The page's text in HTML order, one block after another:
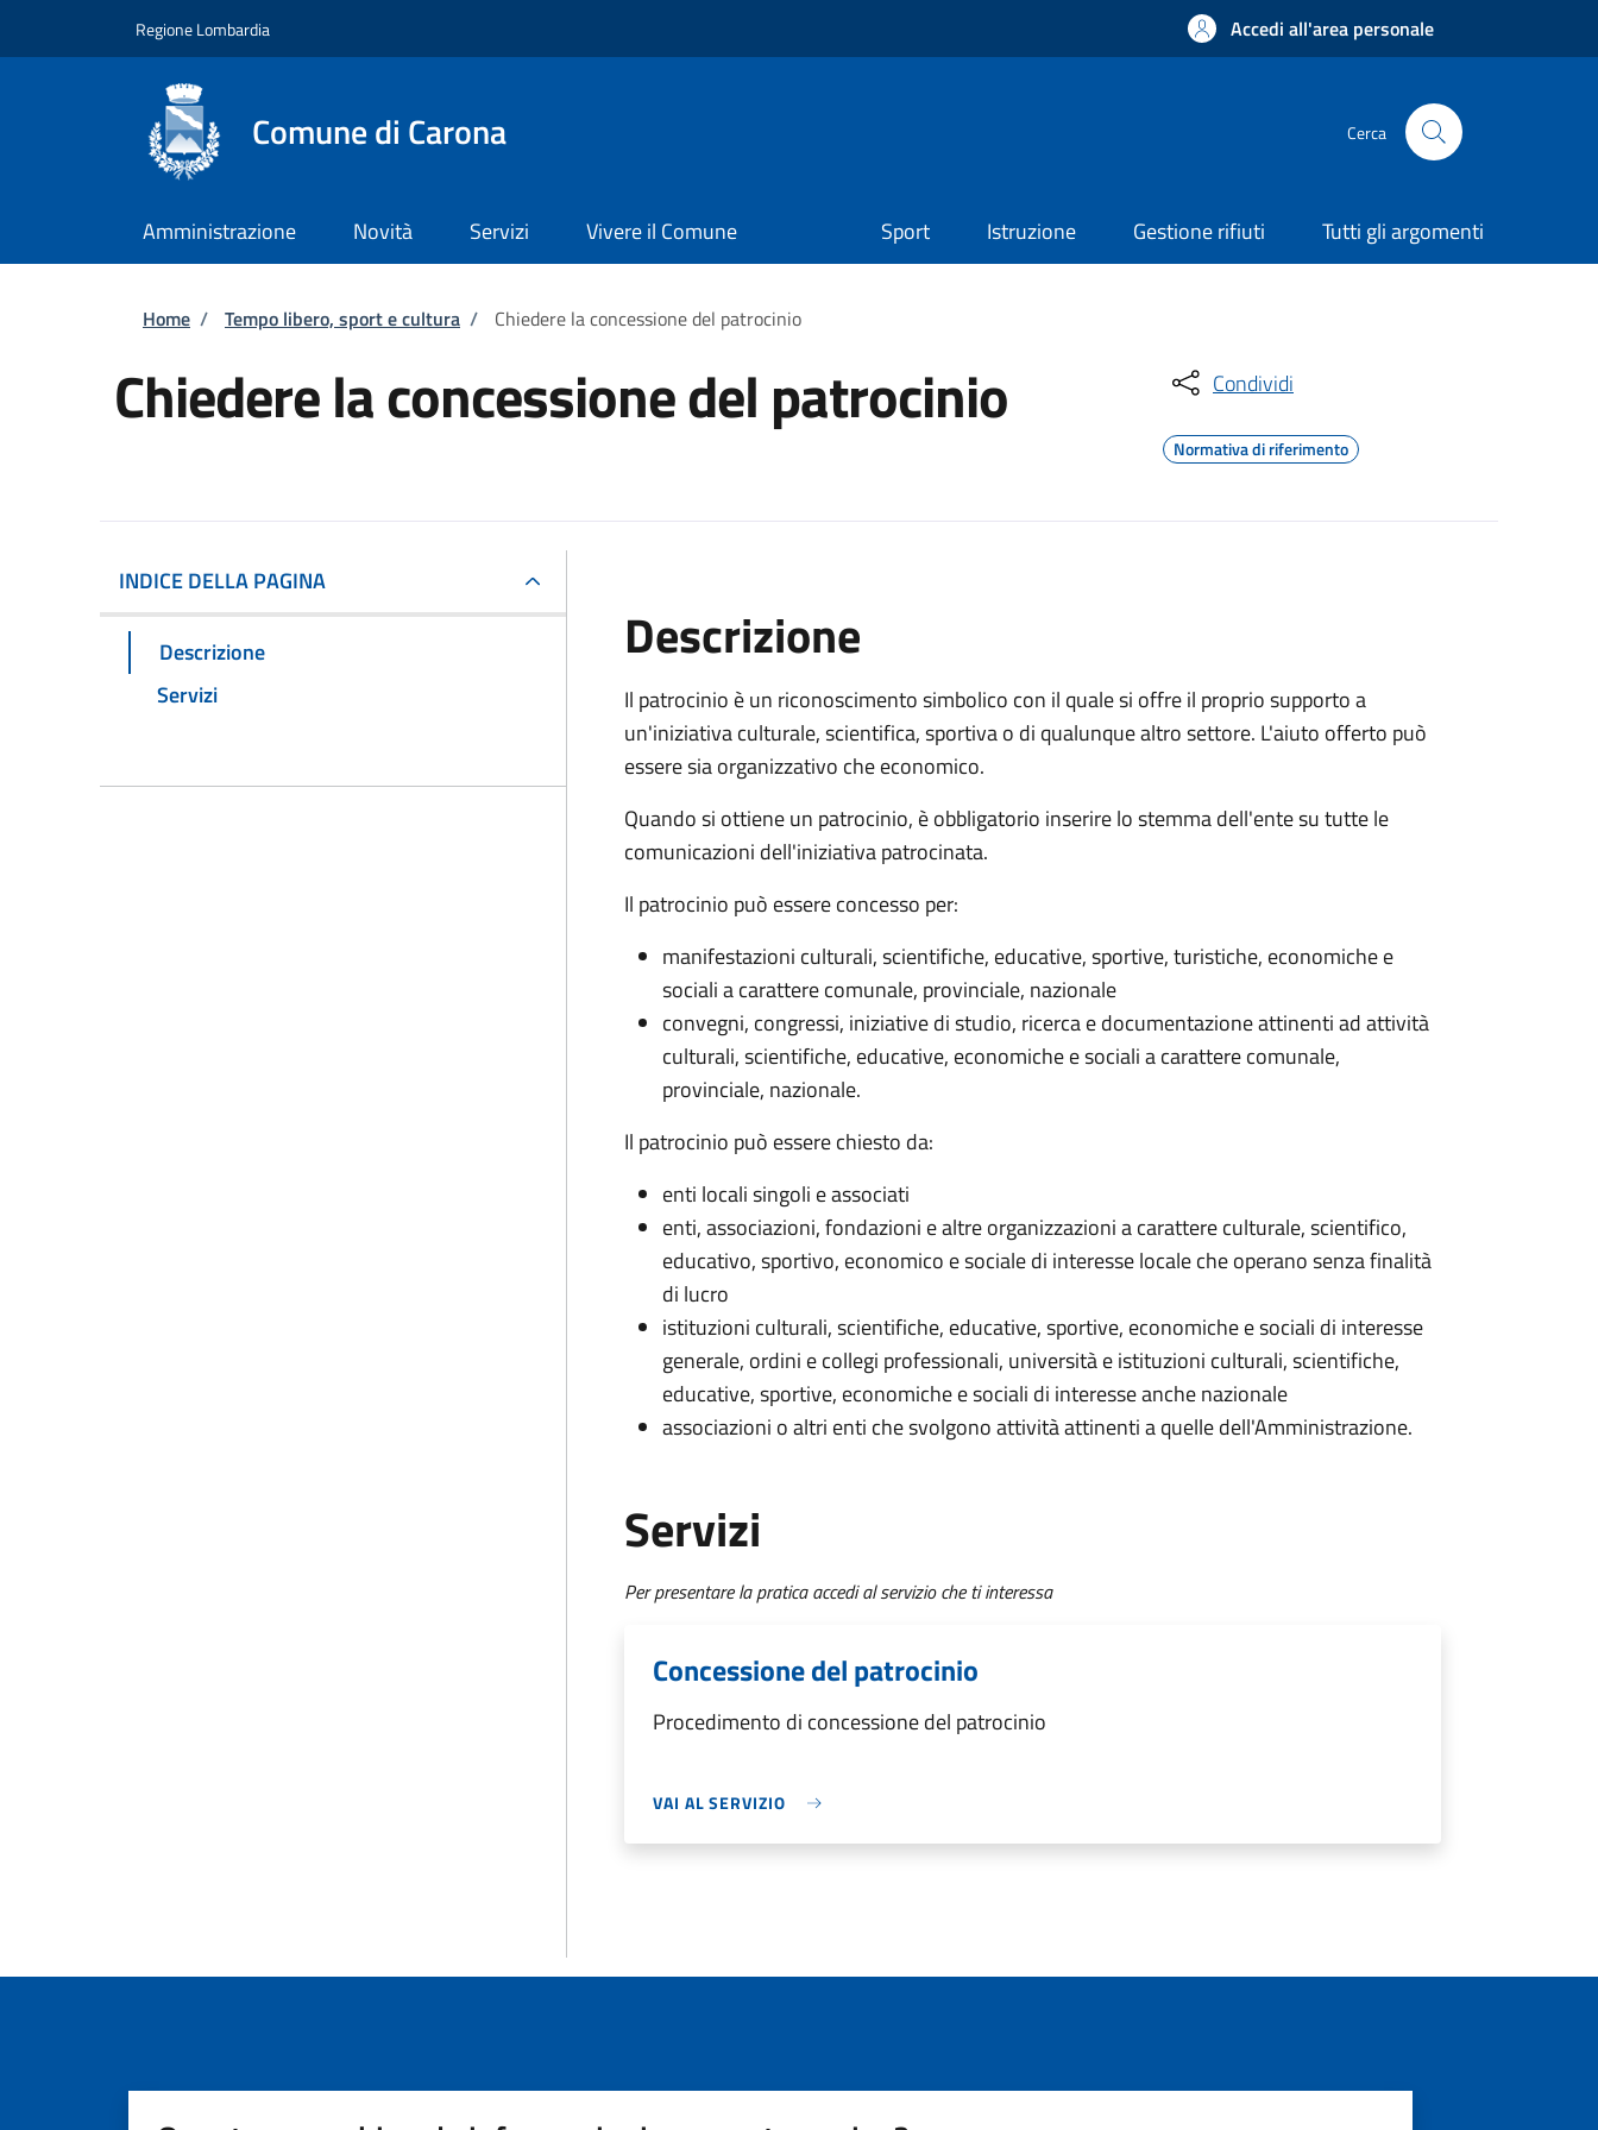
Regione Lombardia Accedi all'area personale
Comune di Carona Cerca
Amministrazione Novità Servizi Vivere il Comune Sport Istruzione Gestione rifiuti Tutti gli argomenti
Briciole di pane
Home / Tempo libero, sport e cultura / Chiedere la concessione del patrocinio
Chiedere la concessione del patrocinio Condividi
Normativa di riferimento
INDICE DELLA PAGINA
Descrizione
Servizi
Descrizione
Il patrocinio è un riconoscimento simbolico con il quale si offre il proprio supporto a
un'iniziativa culturale, scientifica, sportiva o di qualunque altro settore. L'aiuto offerto può
essere sia organizzativo che economico.
Quando si ottiene un patrocinio, è obbligatorio inserire lo stemma dell'ente su tutte le
comunicazioni dell'iniziativa patrocinata.
Il patrocinio può essere concesso per:
manifestazioni culturali, scientifiche, educative, sportive, turistiche, economiche e
sociali a carattere comunale, provinciale, nazionale
convegni, congressi, iniziative di studio, ricerca e documentazione attinenti ad attività
culturali, scientifiche, educative, economiche e sociali a carattere comunale,
provinciale, nazionale.
Il patrocinio può essere chiesto da:
enti locali singoli e associati
enti, associazioni, fondazioni e altre organizzazioni a carattere culturale, scientifico,
educativo, sportivo, economico e sociale di interesse locale che operano senza finalità
di lucro
istituzioni culturali, scientifiche, educative, sportive, economiche e sociali di interesse
generale, ordini e collegi professionali, università e istituzioni culturali, scientifiche,
educative, sportive, economiche e sociali di interesse anche nazionale
associazioni o altri enti che svolgono attività attinenti a quelle dell'Amministrazione.
Servizi
Per presentare la pratica accedi al servizio che ti interessa
Concessione del patrocinio
Procedimento di concessione del patrocinio
VAI AL SERVIZIO